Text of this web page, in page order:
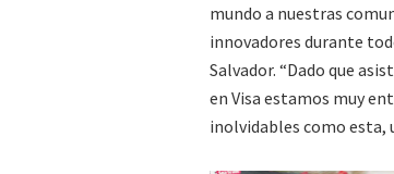
mundo a nuestras
innovadores durante
Salvador. “Dado que
en Visa estamos muy
inolvidables como esta,